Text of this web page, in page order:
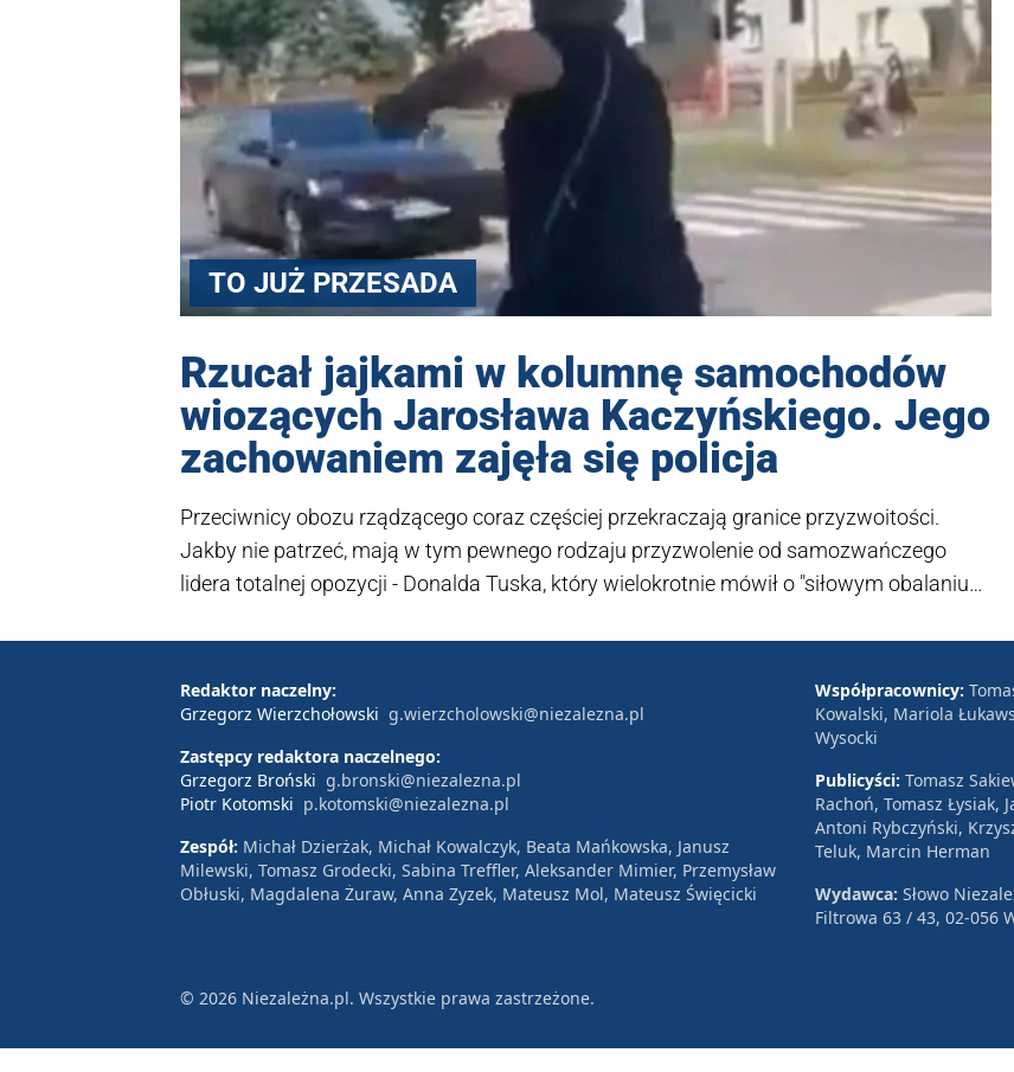
TO JUŻ PRZESADA
Rzucał jajkami w kolumnę samochodów
wiozących Jarosława Kaczyńskiego. Jego
zachowaniem zajęła się policja
Przeciwnicy obozu rządzącego coraz częściej przekraczają granice przyzwoitości.
Jakby nie patrzeć, mają w tym pewnego rodzaju przyzwolenie od samozwańczego
lidera totalnej opozycji - Donalda Tuska, który wielokrotnie mówił o "siłowym obalaniu
Redaktor naczelny:
Grzegorz Wierzchołowski g.wierzcholowski@niezalezna.pl
Zastępcy redaktora naczelnego:
Grzegorz Broński g.bronski@niezalezna.pl
Piotr Kotomski p.kotomski@niezalezna.pl
Zespół: Michał Dzierżak, Michał Kowalczyk, Beata Mańkowska, Janusz
Milewski, Tomasz Grodecki, Sabina Treffler, Aleksander Mimier, Przemysław
Obłuski, Magdalena Żuraw, Anna Zyzek, Mateusz Mol, Mateusz Święcicki
Współpracownicy:
Kowalski, Mariola
Wysocki
Publicyści: Tomasz
Rachoń, Tomasz Łysiak,
Antoni Rybczyński,
Teluk, Marcin Herman
Wydawca: Słowo
Filtrowa 63 / 43, 02-056
© 2026 Niezależna.pl. Wszystkie prawa zastrzeżone.